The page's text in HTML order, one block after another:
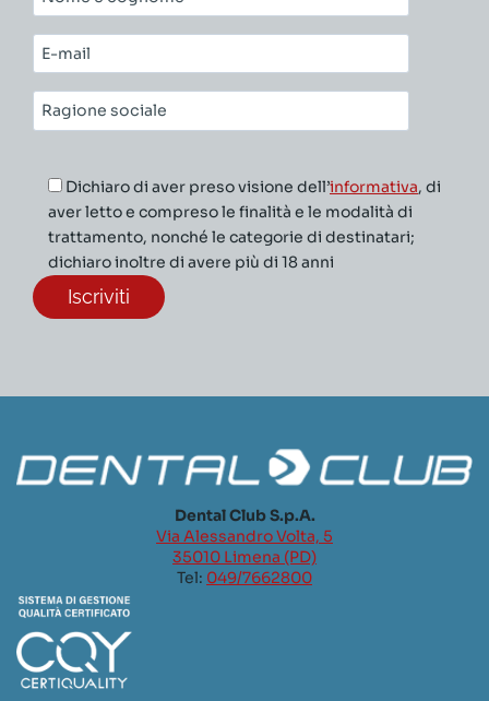
e
cognome*
E-
mail*
Ragione
sociale*
Dichiaro di aver preso visione dell’informativa, di
aver letto e compreso le finalità e le modalità di
trattamento, nonché le categorie di destinatari;
dichiaro inoltre di avere più di 18 anni
Dental Club S.p.A.
Via Alessandro Volta, 5
35010 Limena (PD)
Tel: 049/7662800